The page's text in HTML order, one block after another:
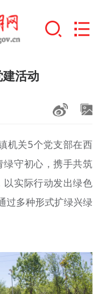
+
+
活动
机关5个党支部在西
绿守初心，携手共筑
以实际行动发出绿色
过多种形式扩绿兴绿